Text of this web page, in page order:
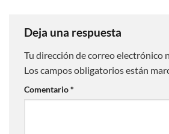
Deja una respuesta
Tu dirección de correo electrónico
Los campos obligatorios están
Comentario*